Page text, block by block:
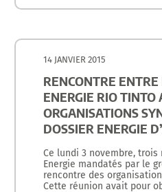
14 JANVIER 2015
RENCONTRE ENTRE
ENERGIE RIO TINTO
ORGANISATIONS
DOSSIER ENERGIE
Ce lundi 3 novembre, trois
Energie mandatés par le
rencontre des
Cette réunion avait pour